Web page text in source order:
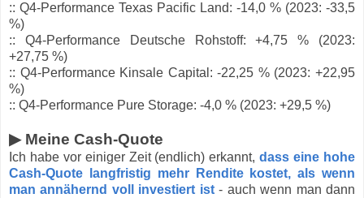
:: Q4-Performance Texas Pacific Land: -14,0 % (2023: -33,5
%)
:: Q4-Performance Deutsche Rohstoff: +4,75 % (2023:
+27,75 %)
:: Q4-Performance Kinsale Capital: -22,25 % (2023: +22,95
%)
:: Q4-Performance Pure Storage: -4,0 % (2023: +29,5 %)
▶ Meine Cash-Quote
Ich habe vor einiger Zeit (endlich) erkannt,dass eine hohe
Cash-Quote langfristig mehr Rendite kostet, als wenn
man annähernd voll investiert ist- auch wenn man dann